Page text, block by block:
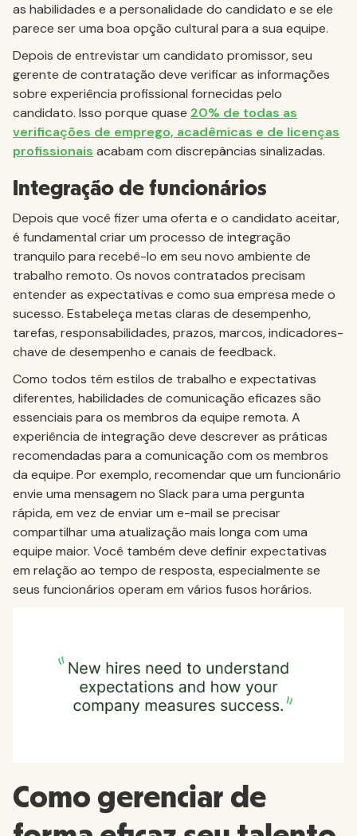
as habilidades e a personalidade do candidato e se ele
parece ser uma boa opção cultural para a sua equipe.
Depois de entrevistar um candidato promissor, seu
gerente de contratação deve verificar as informações
sobre experiência profissional fornecidas pelo
candidato. Isso porque quase 20% de todas as
verificações de emprego, acadêmicas e de licenças
profissionais acabam com discrepâncias sinalizadas.
Integração de funcionários
Depois que você fizer uma oferta e o candidato aceitar,
é fundamental criar um processo de integração
tranquilo para recebê-lo em seu novo ambiente de
trabalho remoto. Os novos contratados precisam
entender as expectativas e como sua empresa mede o
sucesso. Estabeleça metas claras de desempenho,
tarefas, responsabilidades, prazos, marcos, indicadores-
chave de desempenho e canais de feedback.
Como todos têm estilos de trabalho e expectativas
diferentes, habilidades de comunicação eficazes são
essenciais para os membros da equipe remota. A
experiência de integração deve descrever as práticas
recomendadas para a comunicação com os membros
da equipe. Por exemplo, recomendar que um funcionário
envie uma mensagem no Slack para uma pergunta
rápida, em vez de enviar um e-mail se precisar
compartilhar uma atualização mais longa com uma
equipe maior. Você também deve definir expectativas
em relação ao tempo de resposta, especialmente se
seus funcionários operam em vários fusos horários.
Como gerenciar de